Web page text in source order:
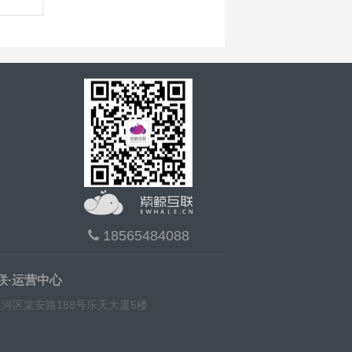
18565484088
·运营中心
区棠安路188号乐天大厦5楼